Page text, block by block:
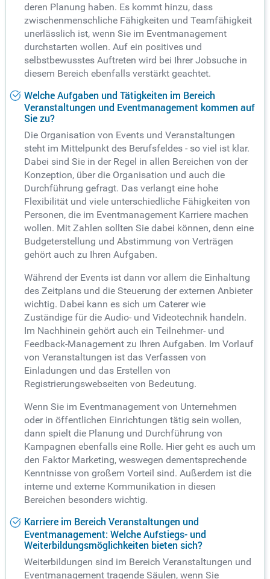
deren Planung haben. Es kommt hinzu, dass
zwischenmenschliche Fähigkeiten und Teamfähigkeit
unerlässlich ist, wenn Sie im Eventmanagement
durchstarten wollen. Auf ein positives und
selbstbewusstes Auftreten wird bei Ihrer Jobsuche in
diesem Bereich ebenfalls verstärkt geachtet.
Welche Aufgaben und Tätigkeiten im Bereich
Veranstaltungen und Eventmanagement kommen auf
Sie zu?
Die Organisation von Events und Veranstaltungen
steht im Mittelpunkt des Berufsfeldes - so viel ist klar.
Dabei sind Sie in der Regel in allen Bereichen von der
Konzeption, über die Organisation und auch die
Durchführung gefragt. Das verlangt eine hohe
Flexibilität und viele unterschiedliche Fähigkeiten von
Personen, die im Eventmanagement Karriere machen
wollen. Mit Zahlen sollten Sie dabei können, denn eine
Budgeterstellung und Abstimmung von Verträgen
gehört auch zu Ihren Aufgaben.
Während der Events ist dann vor allem die Einhaltung
des Zeitplans und die Steuerung der externen Anbieter
wichtig. Dabei kann es sich um Caterer wie
Zuständige für die Audio- und Videotechnik handeln.
Im Nachhinein gehört auch ein Teilnehmer- und
Feedback-Management zu Ihren Aufgaben. Im Vorlauf
von Veranstaltungen ist das Verfassen von
Einladungen und das Erstellen von
Registrierungswebseiten von Bedeutung.
Wenn Sie im Eventmanagement von Unternehmen
oder in öffentlichen Einrichtungen tätig sein wollen,
dann spielt die Planung und Durchführung von
Kampagnen ebenfalls eine Rolle. Hier geht es auch um
den Faktor Marketing, weswegen dementsprechende
Kenntnisse von großem Vorteil sind. Außerdem ist die
interne und externe Kommunikation in diesen
Bereichen besonders wichtig.
Karriere im Bereich Veranstaltungen und
Eventmanagement: Welche Aufstiegs- und
Weiterbildungsmöglichkeiten bieten sich?
Weiterbildungen sind im Bereich Veranstaltungen und
Eventmanagement tragende Säulen, wenn Sie